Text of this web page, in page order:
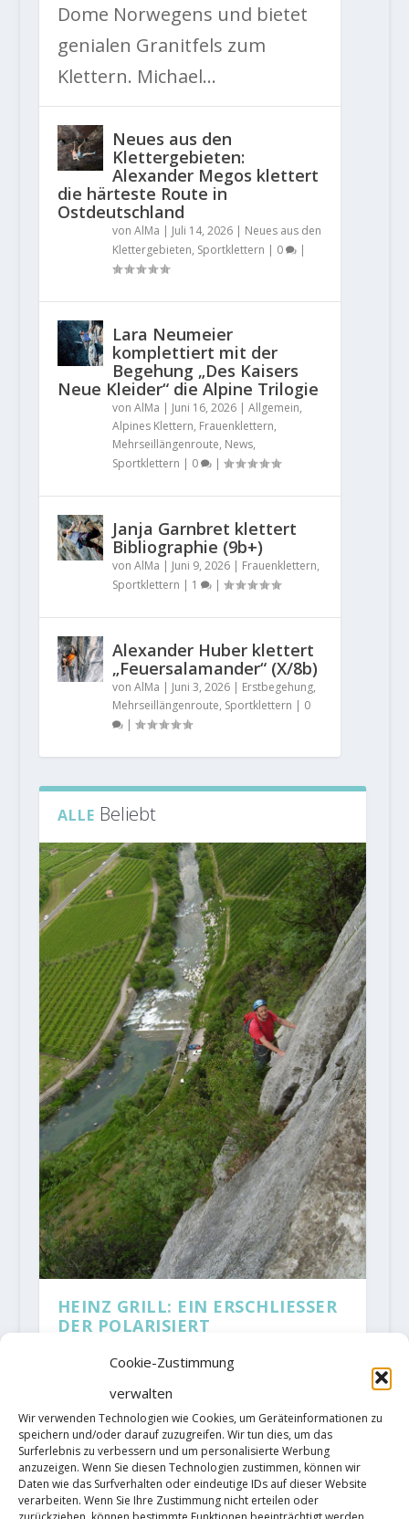
Cookie-Zustimmung
verwalten
Wir verwenden Technologien wie Cookies, um Geräteinformationen zu
speichern und/oder darauf zuzugreifen. Wir tun dies, um das
Surferlebnis zu verbessern und um personalisierte Werbung
anzuzeigen. Wenn Sie diesen Technologien zustimmen, können wir
Daten wie das Surfverhalten oder eindeutige IDs auf dieser Website
verarbeiten. Wenn Sie Ihre Zustimmung nicht erteilen oder
Dome Norwegens und bietet
genialen Granitfels zum
Klettern. Michael...
Neues aus den
Klettergebieten:
Alexander Megos klettert
die härteste Route in
Ostdeutschland
von AlMa | Juli 14, 2026| Neues aus den
Klettergebieten, Sportklettern | 0 |
Lara Neumeier
komplettiert mit der
Begehung „Des Kaisers
Neue Kleider“ die Alpine Trilogie
von AlMa | Juni 16, 2026| Allgemein,
Alpines Klettern, Frauenklettern,
Mehrseillängenroute, News,
Sportklettern | 0 |
Janja Garnbret klettert
Bibliographie (9b+)
von AlMa | Juni 9, 2026| Frauenklettern,
Sportklettern | 1 |
Alexander Huber klettert
„Feuersalamander“ (X/8b)
von AlMa | Juni 3, 2026| Erstbegehung,
Mehrseillängenroute, Sportklettern | 0
|
ALLE Beliebt
HEINZ GRILL: EIN ERSCHLIESSER
DER POLARISIERT
Mehrseillängenroute|12 |
Heinz Grill hat Nerven aus Stahl.
Als junger Kletterer strapazierte
er sie bei Free-Solo-Touren, die
manche Wieder-holer noch heute